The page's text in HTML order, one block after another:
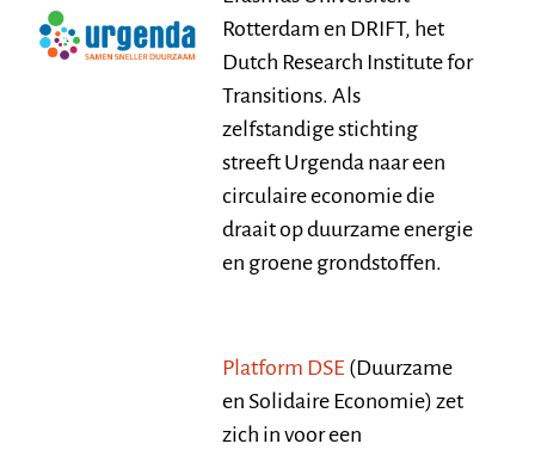
Rotterdam en DRIFT, het
Dutch Research Institute for
Transitions. Als
zelfstandige stichting
streeft Urgenda naar een
circulaire economie die
draait op duurzame energie
en groene grondstoffen.
Platform DSE(Duurzame
en Solidaire Economie) zet
zich in voor een